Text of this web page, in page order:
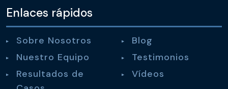
Enlaces rápidos
Sobre Nosotros
Nuestro Equipo
Resultados de
Blog
Testimonios
Vídeos